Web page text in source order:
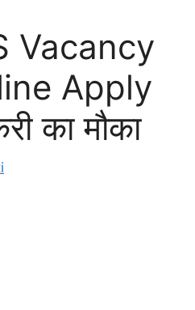
Vacancy
Apply
का मौका